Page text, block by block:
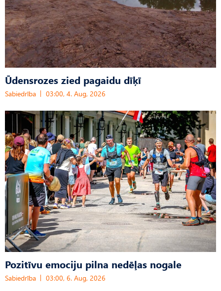
Ūdensrozes zied pagaidu dīķī
Sabiedrība 03:00, 4. Aug, 2026
Pozitīvu emociju pilna nedēļas nogale
Sabiedrība 03:00, 6. Aug, 2026